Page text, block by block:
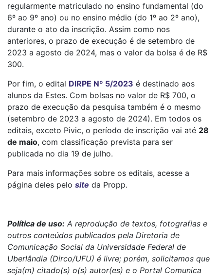
regularmente matriculado no ensino fundamental (do
6º ao 9º ano) ou no ensino médio (do 1º ao 2º ano),
durante o ato da inscrição. Assim como nos
anteriores, o prazo de execução é de setembro de
2023 a agosto de 2024, mas o valor da bolsa é de R$
300.
Por fim, o edital DIRPE Nº 5/2023 é destinado aos
alunos da Estes. Com bolsas no valor de R$ 700, o
prazo de execução da pesquisa também é o mesmo
(setembro de 2023 a agosto de 2024). Em todos os
editais, exceto Pivic, o período de inscrição vai até 28
de maio, com classificação prevista para ser
publicada no dia 19 de julho.
Para mais informações sobre os editais, acesse a
página deles pelo site da Propp.
Política de uso: A reprodução de textos, fotografias e
outros conteúdos publicados pela Diretoria de
Comunicação Social da Universidade Federal de
Uberlândia (Dirco/UFU) é livre; porém, solicitamos que
seja(m) citado(s) o(s) autor(es) e o Portal Comunica